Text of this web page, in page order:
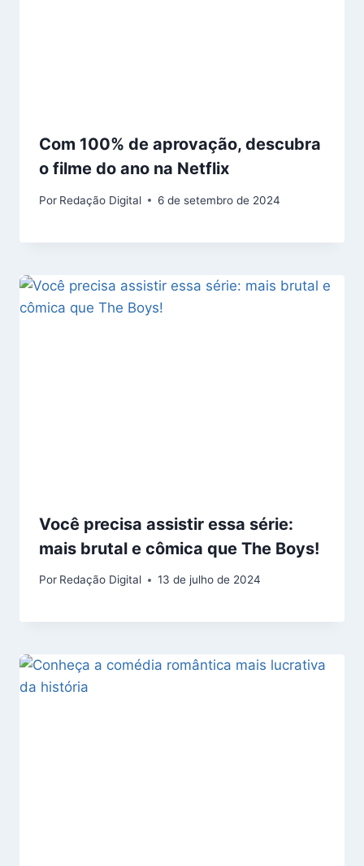
Com 100% de aprovação, descubra
o filme do ano na Netflix
Por Redação Digital 6 de setembro de 2024
Você precisa assistir essa série:
mais brutal e cômica que The Boys!
Por Redação Digital 13 de julho de 2024